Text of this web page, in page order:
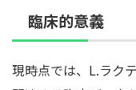
臨床的意義
現時点では、L.ラク